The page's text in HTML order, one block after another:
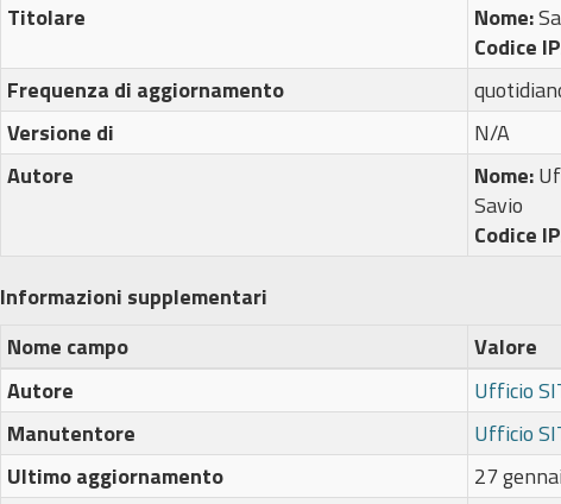
Titolare
Nome:
Codice
Frequenza di aggiornamento
Versione di
N/A
Autore
Nome:
Savio
Codice
Informazioni supplementari
Nome campo
Valore
Autore
Ufficio
Manutentore
Ufficio
Ultimo aggiornamento
27